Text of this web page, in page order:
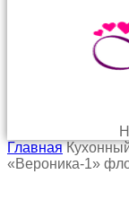
Главная
«Вероника-1»